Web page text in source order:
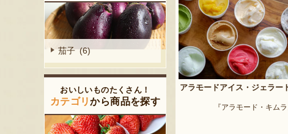
茄子 (6)
おいしいものたくさん！
カテゴリから商品を探す
アラモードアイス・ジェラート
『アラモード・キムラ』
予約注文：新潟産 枝豆・茶豆